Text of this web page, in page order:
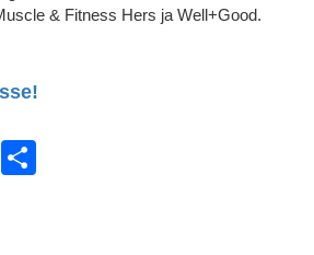
& Fitness Hers ja Well+Good.
Twitter